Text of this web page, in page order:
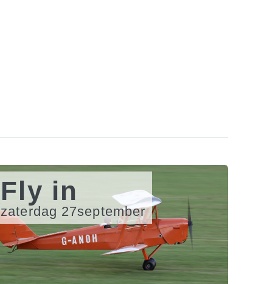
Fly in
zaterdag 27september